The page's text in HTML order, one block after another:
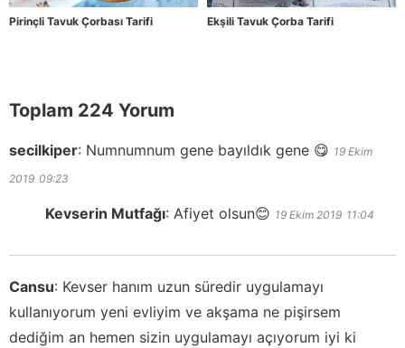
Pirinçli Tavuk Çorbası Tarifi Ekşili Tavuk Çorba Tarifi
Toplam 224 Yorum
secilkiper: Numnumnum gene bayıldık gene 😋 19 Ekim
2019 09:23
Kevserin Mutfağı: Afiyet olsun😊 19 Ekim 2019 11:04
Cansu: Kevser hanım uzun süredir uygulamayı
kullanıyorum yeni evliyim ve akşama ne pişirsem
dediğim an hemen sizin uygulamayı açıyorum iyi ki